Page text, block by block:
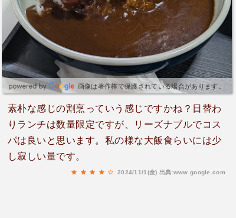
画像は著作権で保護されている場合があります。
素朴な感じの割烹っていう感じですかね？日替わ
りランチは数量限定ですが、リーズナブルでコス
パは良いと思います。私の様な大飯食らいには少
し寂しい量です。
2024/11/1(金) 出典:www.google.com